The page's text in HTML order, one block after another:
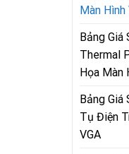
Màn Hình
Bảng Giá
Thermal
Họa Màn
Bảng Giá
Tụ Điện
VGA